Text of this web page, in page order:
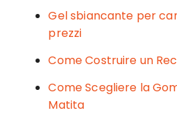
b
o
o
k
r st vi
Gel sbiancante per
prezzi
Come Costruire un
Come Scegliere la
Matita